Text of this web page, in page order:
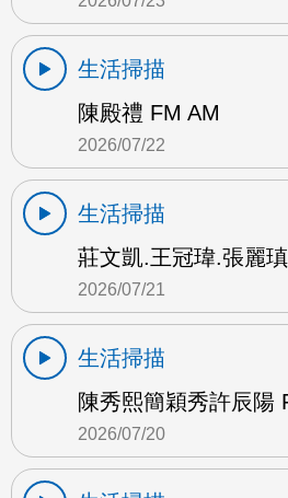
生活掃描
陳殿禮 FM AM
2026/07/22
生活掃描
莊文凱.王冠瑋.張麗
2026/07/21
生活掃描
陳秀熙簡穎秀許辰陽
2026/07/20